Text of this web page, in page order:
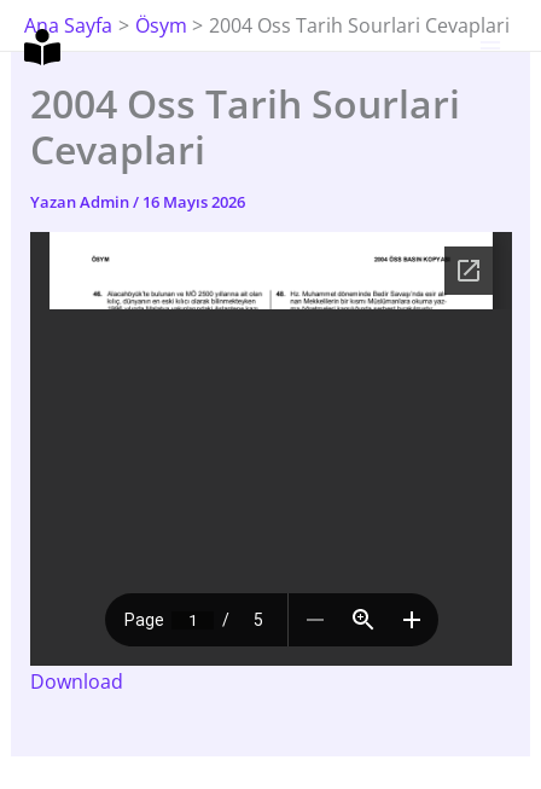
İçeriğe
Atla
Ana Sayfa Ösym 2004 Oss Tarih Sourlari Cevaplari
2004 Oss Tarih Sourlari
Cevaplari
YazanAdmin/ 16 Mayıs 2026
Download